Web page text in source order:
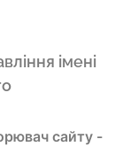
імені
сайту -